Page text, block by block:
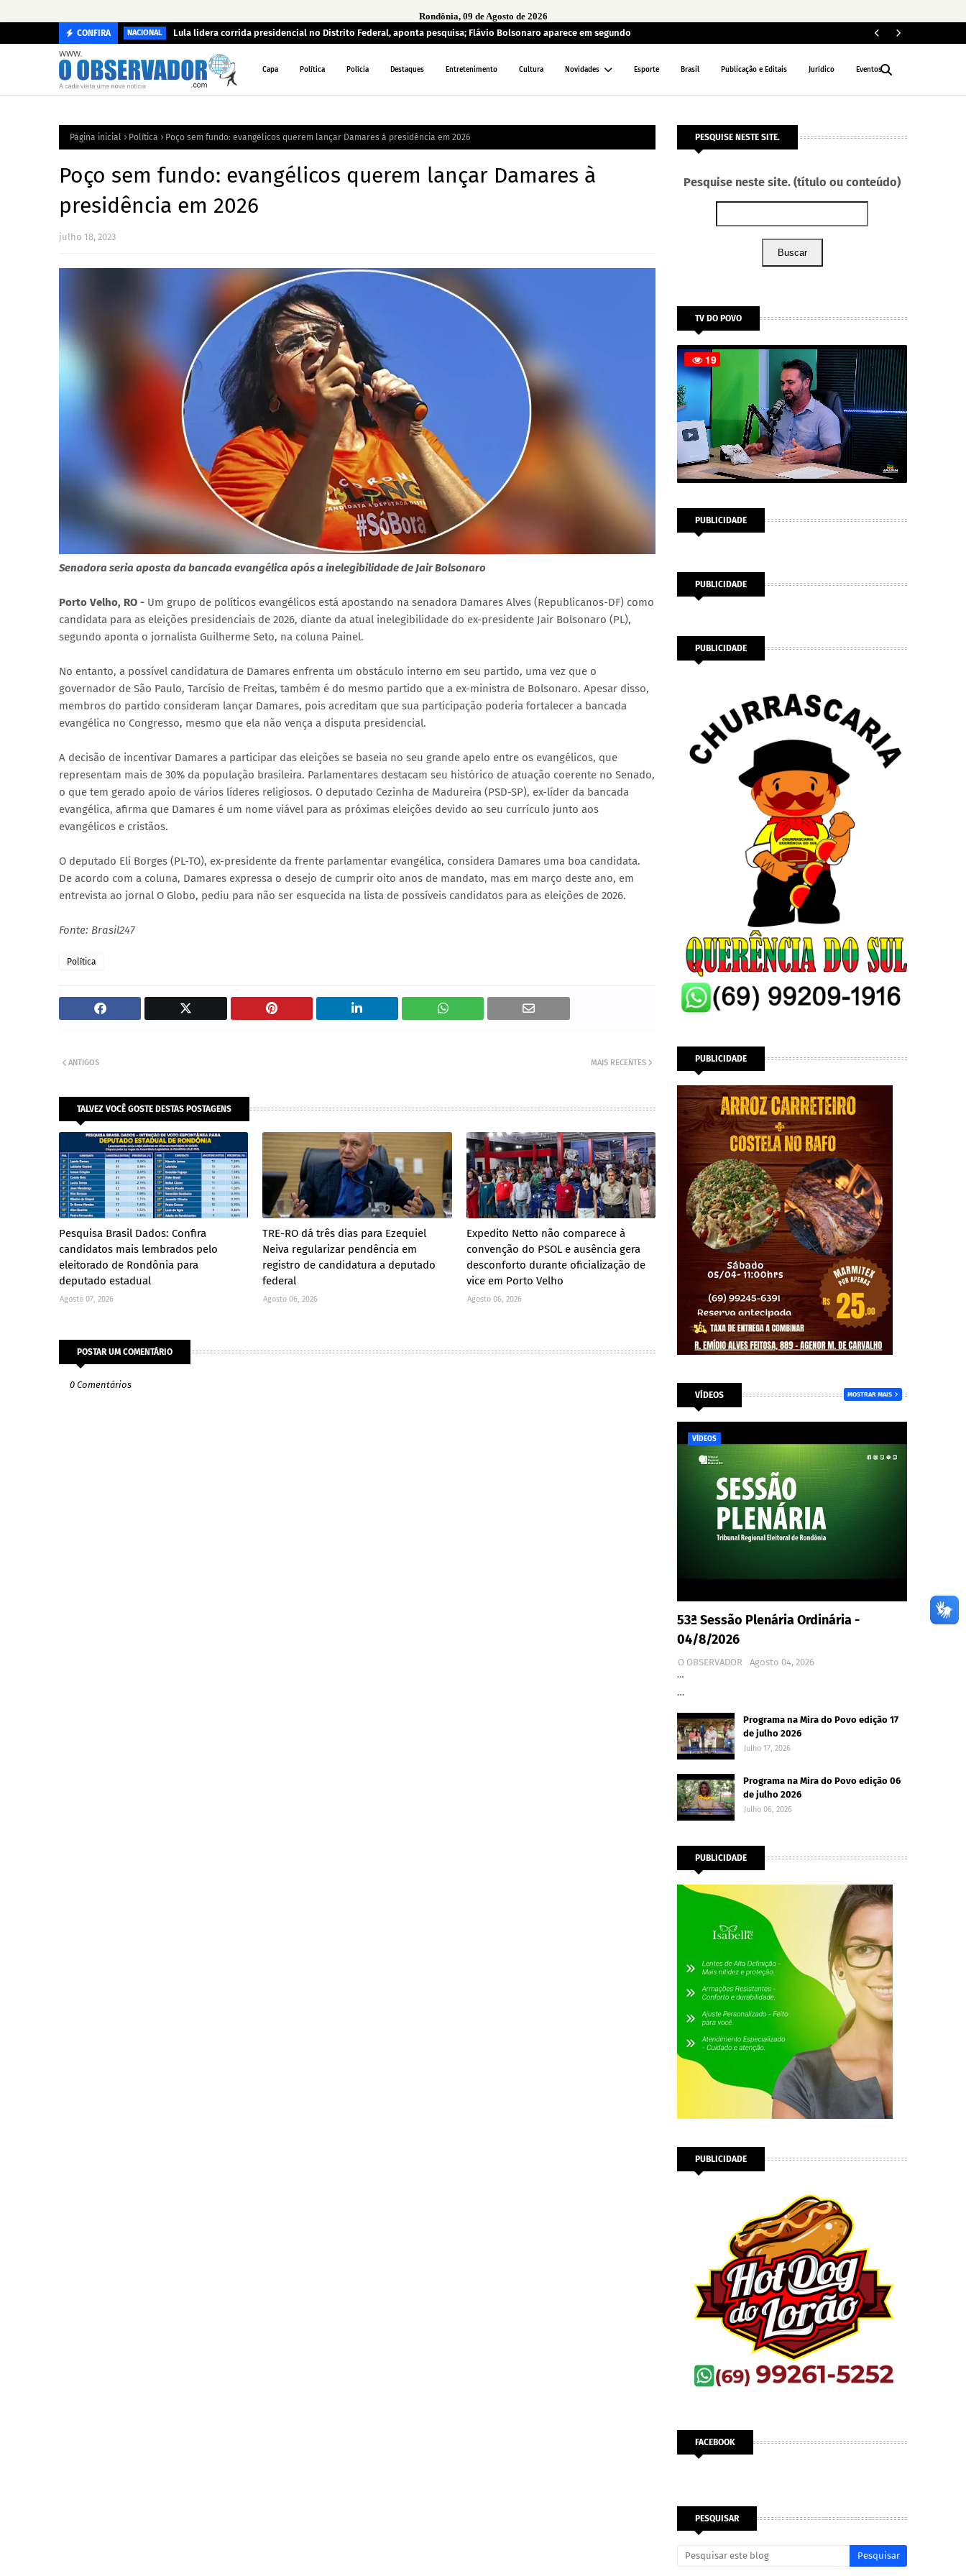
Rondônia, 09 de Agosto de 2026
CONFIRA NACIONAL Lula lidera corrida presidencial no Distrito Federal, aponta pesquisa; Flávio Bolsonaro aparece em segundo
Capa Política Polícia Destaques Entretenimento Cultura Novidades Esporte Brasil Publicação e Editais Jurídico Eventos
Página inicial Política Poço sem fundo: evangélicos querem lançar Damares à presidência em 2026
Poço sem fundo: evangélicos querem lançar Damares à
presidência em 2026
julho 18, 2023
Senadora seria aposta da bancada evangélica após a inelegibilidade de Jair Bolsonaro
Porto Velho, RO - Um grupo de políticos evangélicos está apostando na senadora Damares Alves (Republicanos-DF) como
candidata para as eleições presidenciais de 2026, diante da atual inelegibilidade do ex-presidente Jair Bolsonaro (PL),
segundo aponta o jornalista Guilherme Seto, na coluna Painel.
No entanto, a possível candidatura de Damares enfrenta um obstáculo interno em seu partido, uma vez que o
governador de São Paulo, Tarcísio de Freitas, também é do mesmo partido que a ex-ministra de Bolsonaro. Apesar disso,
membros do partido consideram lançar Damares, pois acreditam que sua participação poderia fortalecer a bancada
evangélica no Congresso, mesmo que ela não vença a disputa presidencial.
A decisão de incentivar Damares a participar das eleições se baseia no seu grande apelo entre os evangélicos, que
representam mais de 30% da população brasileira. Parlamentares destacam seu histórico de atuação coerente no Senado,
o que tem gerado apoio de vários líderes religiosos. O deputado Cezinha de Madureira (PSD-SP), ex-líder da bancada
evangélica, afirma que Damares é um nome viável para as próximas eleições devido ao seu currículo junto aos
evangélicos e cristãos.
O deputado Eli Borges (PL-TO), ex-presidente da frente parlamentar evangélica, considera Damares uma boa candidata.
De acordo com a coluna, Damares expressa o desejo de cumprir oito anos de mandato, mas em março deste ano, em
entrevista ao jornal O Globo, pediu para não ser esquecida na lista de possíveis candidatos para as eleições de 2026.
Fonte: Brasil247
Política
MAIS RECENTES
ANTIGOS
TALVEZ VOCÊ GOSTE DESTAS POSTAGENS
Pesquisa Brasil Dados: Confira
candidatos mais lembrados pelo
eleitorado de Rondônia para
deputado estadual
Agosto 07, 2026
TRE-RO dá três dias para Ezequiel
Neiva regularizar pendência em
registro de candidatura a deputado
federal
Agosto 06, 2026
Expedito Netto não comparece à
convenção do PSOL e ausência gera
desconforto durante oficialização de
vice em Porto Velho
Agosto 06, 2026
POSTAR UM COMENTÁRIO
0 Comentários
PESQUISE NESTE SITE.
Pesquise neste site. (título ou conteúdo)
Buscar
TV DO POVO
PUBLICIDADE
PUBLICIDADE
PUBLICIDADE
PUBLICIDADE
VÍDEOS MOSTRAR MAIS
VÍDEOS
53ª Sessão Plenária Ordinária -
04/8/2026
O OBSERVADOR
Agosto 04, 2026
…
…
Programa na Mira do Povo edição 17
de julho 2026
Julho 17, 2026
Programa na Mira do Povo edição 06
de julho 2026
Julho 06, 2026
PUBLICIDADE
PUBLICIDADE
FACEBOOK
PESQUISAR